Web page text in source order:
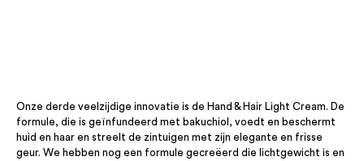
Onze derde veelzijdige innovatie is de Hand & Hair Light Cream. De
formule, die is geïnfundeerd met bakuchiol, voedt en beschermt
huid en haar en streelt de zintuigen met zijn elegante en frisse
geur. We hebben nog een formule gecreëerd die lichtgewicht is en